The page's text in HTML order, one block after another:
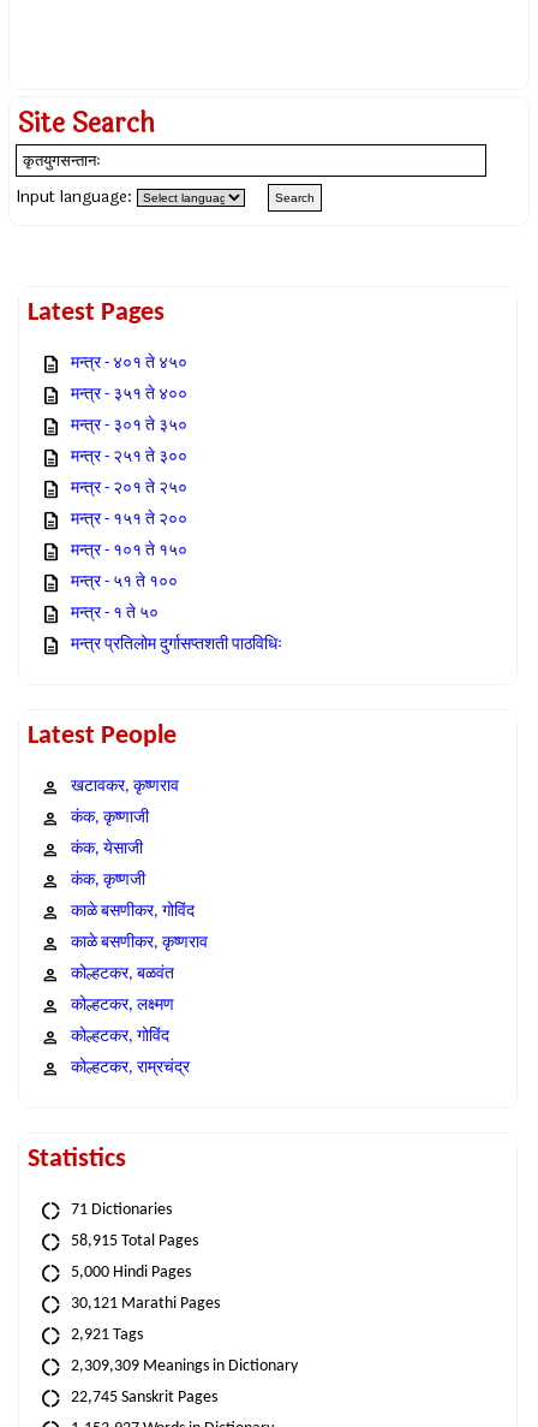
Site Search
Input language:
Latest Pages
मन्त्र - ४०१ ते ४५०
मन्त्र - ३५१ ते ४००
मन्त्र - ३०१ ते ३५०
मन्त्र - २५१ ते ३००
मन्त्र - २०१ ते २५०
मन्त्र - १५१ ते २००
मन्त्र - १०१ ते १५०
मन्त्र - ५१ ते १००
मन्त्र - १ ते ५०
मन्त्र प्रतिलोम दुर्गासप्तशती पाठविधिः
Latest People
खटावकर, कृष्णराव
कंक, कृष्णाजी
कंक, येसाजी
कंक, कृष्णजी
काळे बसणीकर, गोविंद
काळे बसणीकर, कृष्णराव
कोल्हटकर, बळवंत
कोल्हटकर, लक्ष्मण
कोल्हटकर, गोविंद
कोल्हटकर, राम्रचंद्र
Statistics
71 Dictionaries
58,915 Total Pages
5,000 Hindi Pages
30,121 Marathi Pages
2,921 Tags
2,309,309 Meanings in Dictionary
22,745 Sanskrit Pages